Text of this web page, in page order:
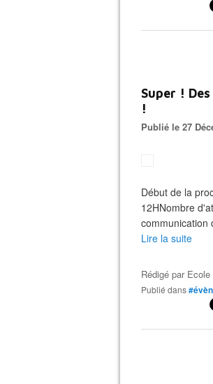
Super !
!
Publié le 27
Début de la
12HNombre
communication
Lire la suite
Rédigé par
Publié dans